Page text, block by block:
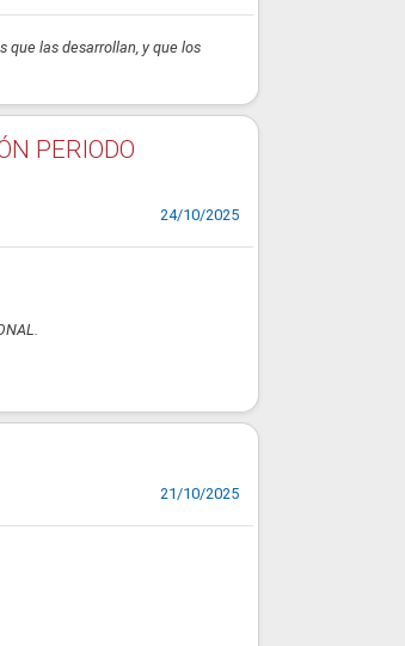
las desarrollan, y que los
PERIODO
24/10/2025
21/10/2025